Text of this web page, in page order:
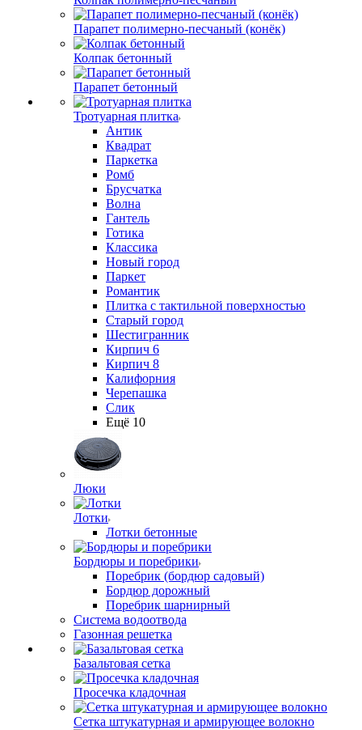
Парапет полимерно-песчаный (конёк)
Колпак бетонный
Парапет бетонный
Тротуарная плитка
Антик
Квадрат
Паркетка
Ромб
Брусчатка
Волна
Гантель
Готика
Классика
Новый город
Паркет
Романтик
Плитка с тактильной поверхностью
Старый город
Шестигранник
Кирпич 6
Кирпич 8
Калифорния
Черепашка
Слик
Ещё 10
Люки
Лотки
Лотки бетонные
Бордюры и поребрики
Поребрик (бордюр садовый)
Бордюр дорожный
Поребрик шарнирный
Система водоотвода
Газонная решетка
Базальтовая сетка
Просечка кладочная
Сетка штукатурная и армирующее волокно